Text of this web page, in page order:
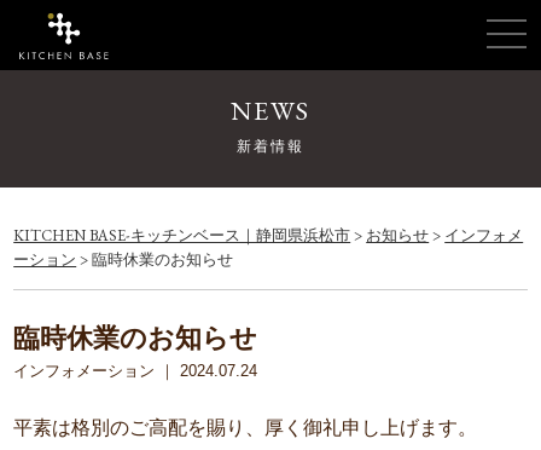
NEWS
新着情報
KITCHEN BASE-キッチンベース｜静岡県浜松市> お知らせ> インフォメ
ーション >臨時休業のお知らせ
臨時休業のお知らせ
インフォメーション ｜ 2024.07.24
平素は格別のご高配を賜り、厚く御礼申し上げます。